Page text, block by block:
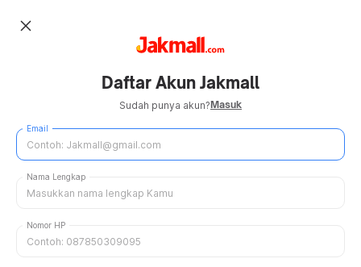
close
Daftar Akun Jakmall
Sudah punya akun?Masuk
Email
Nama Lengkap
Nomor HP